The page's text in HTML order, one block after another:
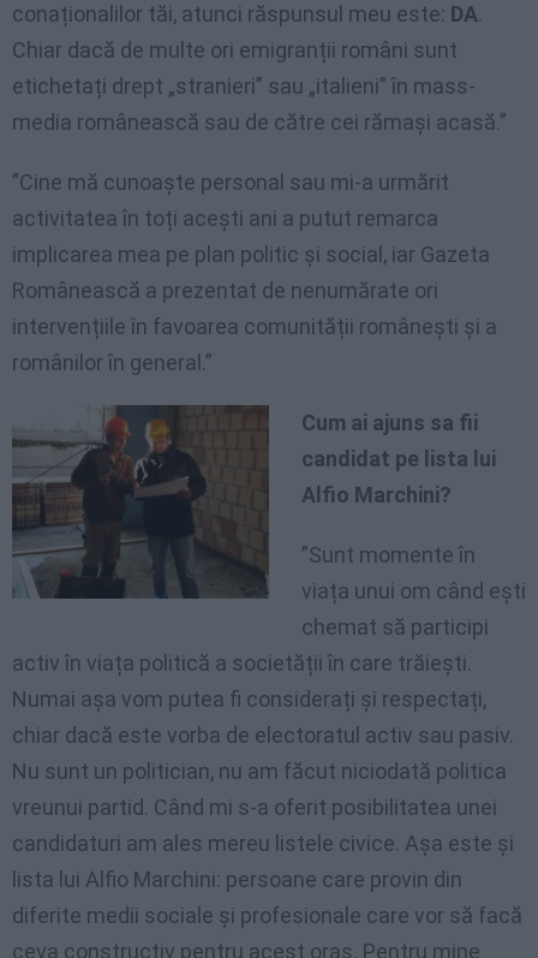
conaționalilor tăi, atunci răspunsul meu este: DA.
Chiar dacă de multe ori emigranții români sunt
etichetați drept „stranieri” sau „italieni” în mass-
media românească sau de către cei rămași acasă.”
”Cine mă cunoaște personal sau mi-a urmărit
activitatea în toți acești ani a putut remarca
implicarea mea pe plan politic și social, iar Gazeta
Românească a prezentat de nenumărate ori
intervențiile în favoarea comunității românești și a
românilor în general.”
Cum ai ajuns sa fii
candidat pe lista lui
Alfio Marchini?
”Sunt momente în
viața unui om când ești
chemat să participi
activ în viața politică a societății în care trăiești.
Numai așa vom putea fi considerați și respectați,
chiar dacă este vorba de electoratul activ sau pasiv.
Nu sunt un politician, nu am făcut niciodată politica
vreunui partid. Când mi s-a oferit posibilitatea unei
candidaturi am ales mereu listele civice. Așa este și
lista lui Alfio Marchini: persoane care provin din
diferite medii sociale și profesionale care vor să facă
ceva constructiv pentru acest oraș. Pentru mine